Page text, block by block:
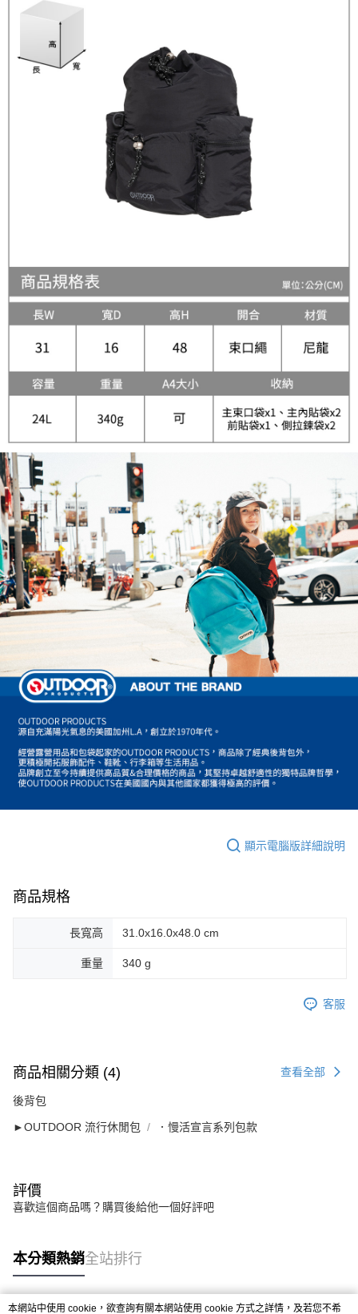
顯示電腦版詳細說明
商品規格
長寬高 31.0x16.0x48.0 cm
重量 340 g
客服
商品相關分類 (4) 查看全部
後背包
►OUTDOOR 流行休閒包 ．慢活宣言系列包款
評價
喜歡這個商品嗎？購買後給他一個好評吧
本分類熱銷全站排行
本網站中使用 cookie，欲查詢有關本網站使用 cookie 方式之詳情，及若您不希